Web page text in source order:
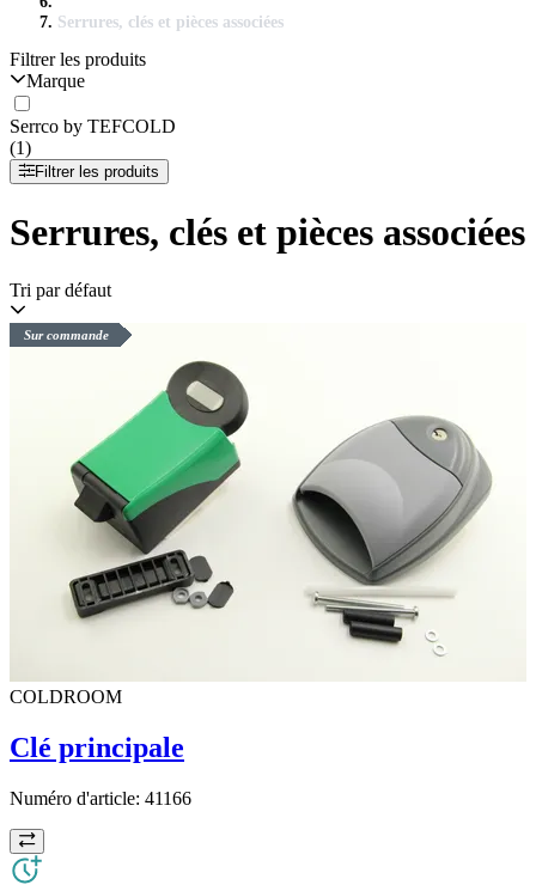
Serrures, clés et pièces associées
Filtrer les produits
Marque
Serrco by TEFCOLD
(1)
Filtrer les produits
Serrures, clés et pièces associées
Tri par défaut
Sur commande
COLDROOM
Clé principale
Numéro d'article: 41166